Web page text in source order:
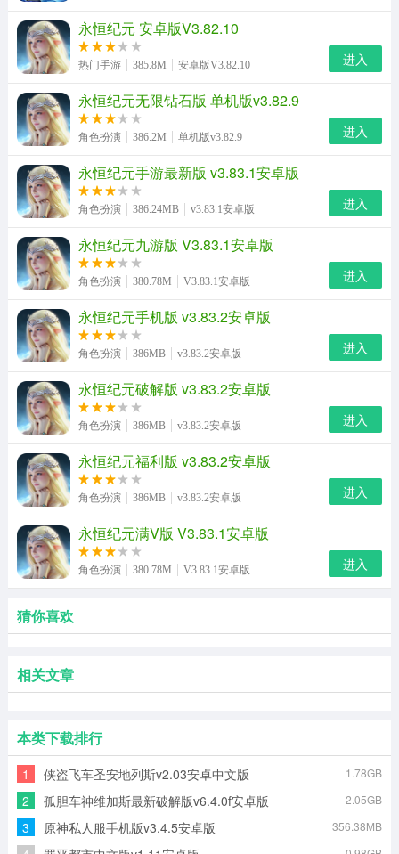
永恒纪元 安卓版V3.82.10
热门手游 385.8M 安卓版V3.82.10 进入
永恒纪元无限钻石版 单机版v3.82.9
角色扮演 386.2M 单机版v3.82.9 进入
永恒纪元手游最新版 v3.83.1安卓版
角色扮演 386.24MB v3.83.1安卓版 进入
永恒纪元九游版 V3.83.1安卓版
角色扮演 380.78M V3.83.1安卓版 进入
永恒纪元手机版 v3.83.2安卓版
角色扮演 386MB v3.83.2安卓版 进入
永恒纪元破解版 v3.83.2安卓版
角色扮演 386MB v3.83.2安卓版 进入
永恒纪元福利版 v3.83.2安卓版
角色扮演 386MB v3.83.2安卓版 进入
永恒纪元满V版 V3.83.1安卓版
角色扮演 380.78M V3.83.1安卓版 进入
猜你喜欢
相关文章
本类下载排行
1 侠盗飞车圣安地列斯v2.03安卓中文版 1.78GB
2 孤胆车神维加斯最新破解版v6.4.0f安卓版 2.05GB
3 原神私人服手机版v3.4.5安卓版 356.38MB